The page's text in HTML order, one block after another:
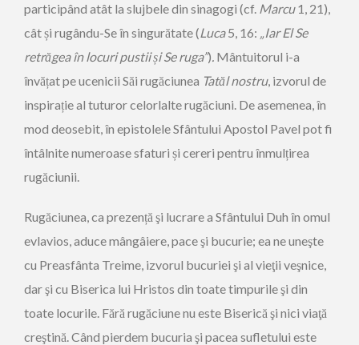
participând atât la slujbele din sinagogi (cf. Marcu1, 21),
cât și rugându-Se în singurătate (Luca5, 16: „Iar El Se
retrăgea în locuri pustiiși Se ruga”). Mântuitorul i-a
învățat pe ucenicii Săi rugăciunea Tatăl nostru, izvorul de
inspirație al tuturor celorlalte rugăciuni. De asemenea, în
mod deosebit, în epistolele Sfântului Apostol Pavel pot fi
întâlnite numeroase sfaturi și cereri pentru înmulțirea
rugăciunii.
Rugăciunea, ca prezență şi lucrare a Sfântului Duh în omul
evlavios, aduce mângâiere, pace şi bucurie; ea ne uneşte
cu Preasfânta Treime, izvorul bucuriei şi al vieţii veşnice,
dar şi cu Biserica lui Hristos din toate timpurile şi din
toate locurile. Fără rugăciune nu este Biserică şi nici viaţă
creştină. Când pierdem bucuria şi pacea sufletului este